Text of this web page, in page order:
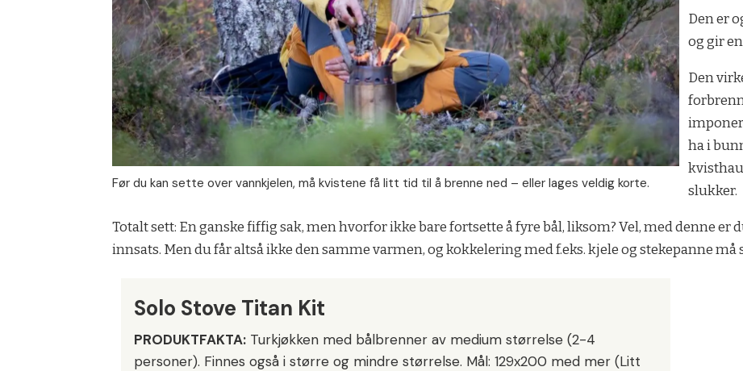
Før du kan sette over vannkjelen, må kvistene få litt tid til å brenne ned – eller lages veldig korte.
Den er
og gir
Den
ha i
slukker.
Totalt sett: En ganske fiffig sak, men hvorfor ikke bare fortsette å fyre bål, liksom? Vel, med denne er
innsats. Men du får altså ikke den samme varmen, og kokkelering med f.eks. kjele og stekepanne må
Solo Stove Titan Kit
PRODUKTFAKTA: Turkjøkken med bålbrenner av medium størrelse (2-4
personer). Finnes også i større og mindre størrelse. Mål: 129x200 med mer (Litt